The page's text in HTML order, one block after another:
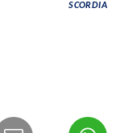
SCORDIA